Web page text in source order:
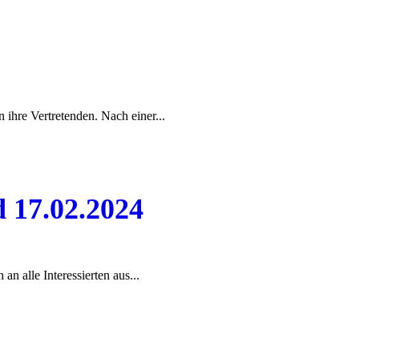
Vertretenden. Nach einer...
alle Interessierten aus...